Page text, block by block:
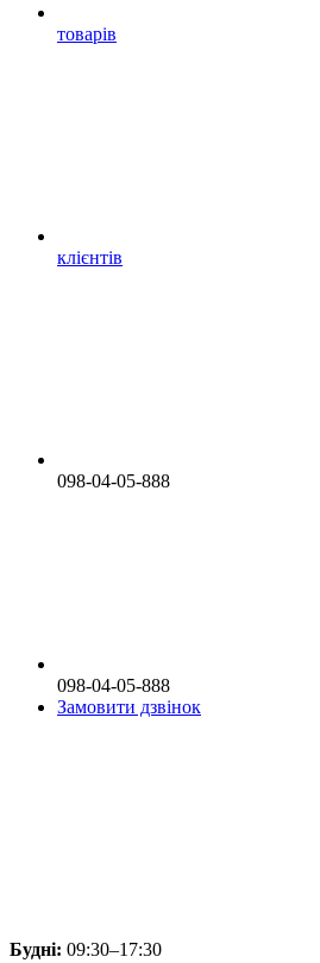
товарів
клієнтів
098-04-05-888
098-04-05-888
Замовити дзвінок
Будні: 09:30–17:30